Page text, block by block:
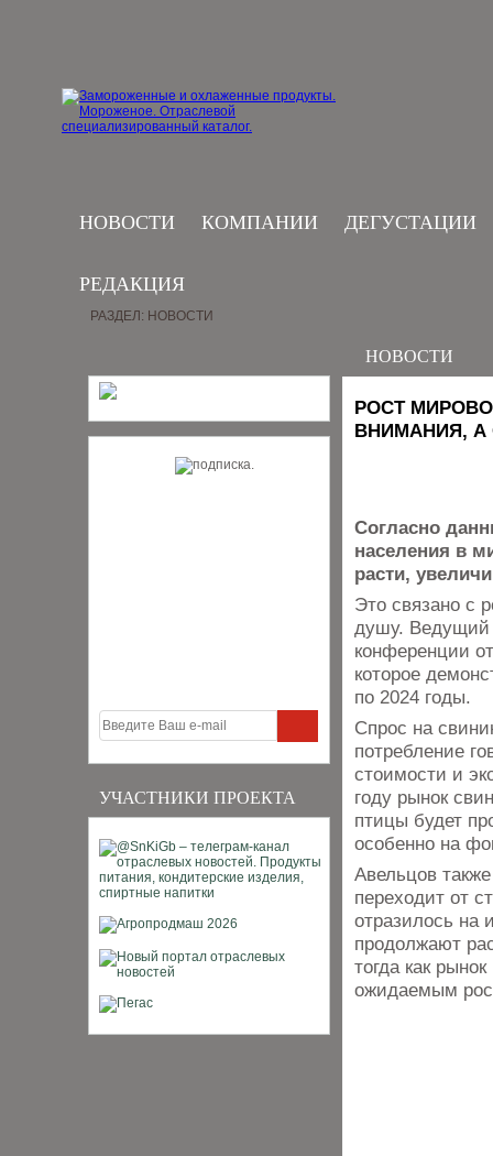
НОВОСТИ КОМПАНИИ ДЕГУСТАЦИИ
РЕДАКЦИЯ
УЧАСТНИКИ ПРОЕКТА
РАЗДЕЛ: НОВОСТИ
НОВОСТИ
РОСТ
ВНИМАНИЯ, А
Согласно
населения в
расти,
Это связано с
душу. Ведущий
конференции
которое
по 2024 годы.
Спрос на
потребление
стоимости и
году рынок
птицы будет
особенно на
Авельцов
переходит от
отразилось на
продолжают
тогда как
ожидаемым